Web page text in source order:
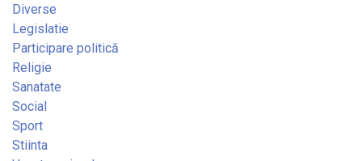
Diverse
Legislatie
Participare politică
Religie
Sanatate
Social
Sport
Stiinta